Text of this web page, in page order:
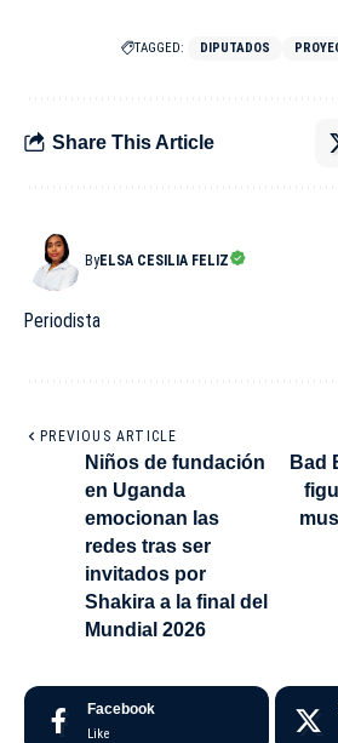
TAGGED: DIPUTADOS
Share This Article
ByELSA CESILIA FELIZ
Periodista
PREVIOUS ARTICLE
Niños de fundación
en Uganda
emocionan las
redes tras ser
invitados por
Shakira a la final del
Mundial 2026
Bad
Facebook
Like